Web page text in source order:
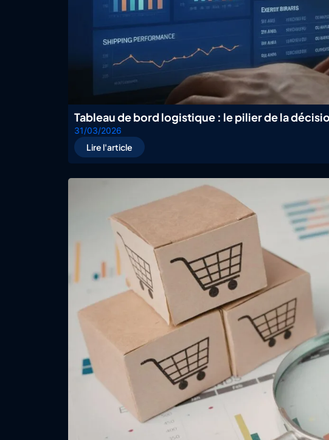
Tableau de bord logistique : le pilier de la
31/03/2026
Lire l'article